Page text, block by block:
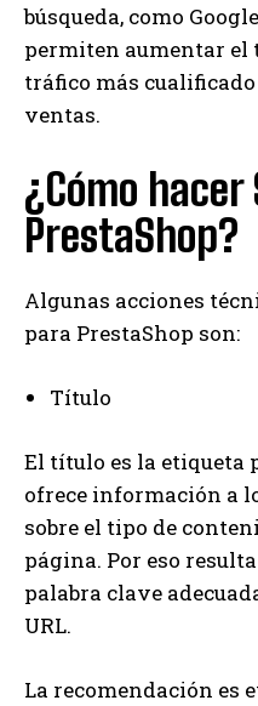
búsqueda, como
permiten aumentar el
tráfico más
ventas.
¿Cómo hacer
PrestaShop?
Algunas acciones
para PrestaShop son:
Título
El título es la etiqueta
ofrece información a
sobre el tipo de
página. Por eso
palabra clave
URL.
La recomendación es